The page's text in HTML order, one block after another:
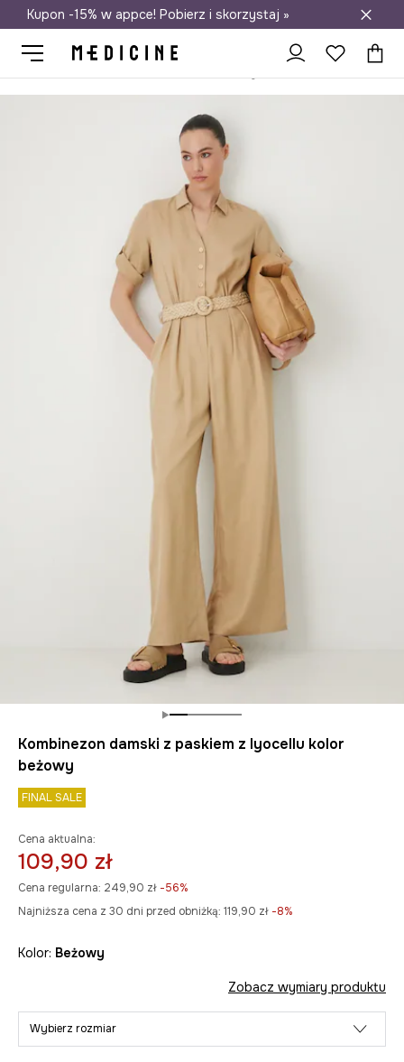
Darmowa dostawa do salonów
Kupon -15% w appce! Pobierz i skorzystaj »
Kombinezon damski z paskiem z lyocellu kolor
beżowy
FINAL SALE
Cena aktualna:
109,90 zł
Cena regularna: 249,90 zł -56%
Najniższa cena z 30 dni przed obniżką: 119,90 zł -8%
Kolor: beżowy
Zobacz wymiary produktu
Wybierz rozmiar